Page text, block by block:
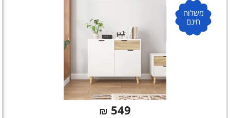
משלוח
חינם
549
₪